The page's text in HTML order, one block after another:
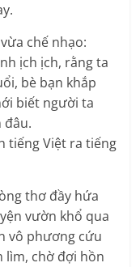
chế nhạo:
ịch ịch, rằng ta
bè bạn khắp
biết người ta
đâu.
tiếng Việt ra tiếng
thơ đầy hứa
vườn khổ qua
vô phương cứu
lìm, chờ đợi hồn